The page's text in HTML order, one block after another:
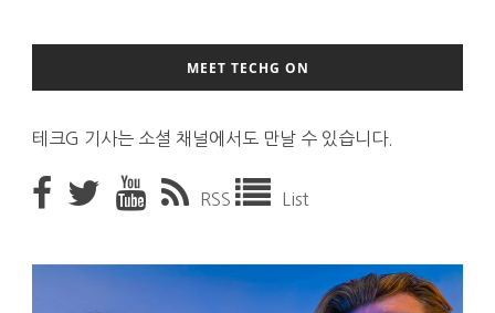
MEET TECHG ON
테크G 기사는 소셜 채널에서도 만날 수 있습니다.
RSS List